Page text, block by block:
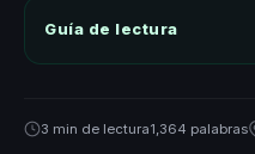
Guía de lectura
3 min de lectura1,364 palabras